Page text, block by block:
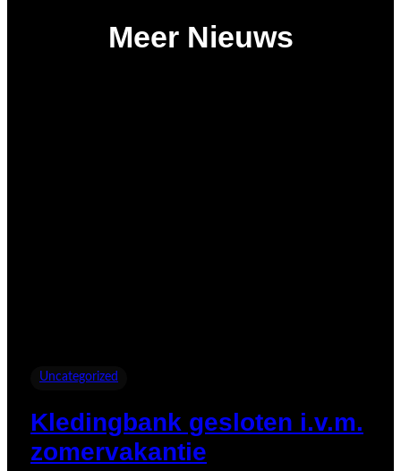
Meer Nieuws
Uncategorized
Kledingbank gesloten i.v.m.
zomervakantie